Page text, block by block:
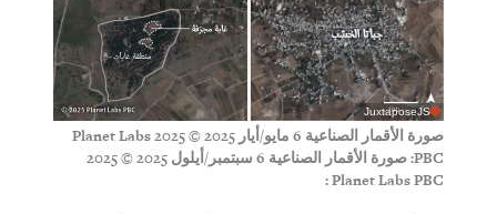
JuxtaposeJS
صورة الأقمار الصناعية 6 مايو/أيار 2025 © 2025 Planet Labs
PBC:
صورة الأقمار الصناعية 6 سبتمبر/أيلول 2025 © 2025
Planet Labs PBC :